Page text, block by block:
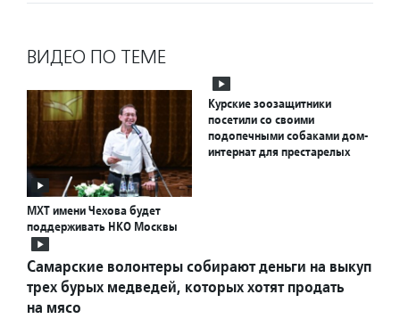
ВИДЕО ПО ТЕМЕ
МХТ имени Чехова будет
поддерживать НКО Москвы
Курские зоозащитники
посетили со своими
подопечными собаками дом-
интернат для престарелых
Самарские волонтеры собирают деньги на выкуп
трех бурых медведей, которых хотят продать
на мясо